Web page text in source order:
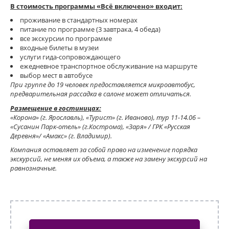
В стоимость программы «Всё включено» входит:
проживание в стандартных номерах
питание по программе (3 завтрака, 4 обеда)
все экскурсии по программе
входные билеты в музеи
услуги гида-сопровождающего
ежедневное транспортное обслуживание на маршруте
выбор мест в автобусе
При группе до 19 человек предоставляется микроавтобус,
предварительная рассадка в салоне может отличаться.
Размещение в гостиницах:
«Корона» (г. Ярославль), «Турист» (г. Иваново), тур 11-14.06 –
«Сусанин Парк-отель» (г.Кострома), «Заря» / ГРК «Русская
Деревня»/ «Амакс» (г. Владимир).
Компания оставляет за собой право на изменение порядка
экскурсий, не меняя их объема, а также на замену экскурсий на
равнозначные.